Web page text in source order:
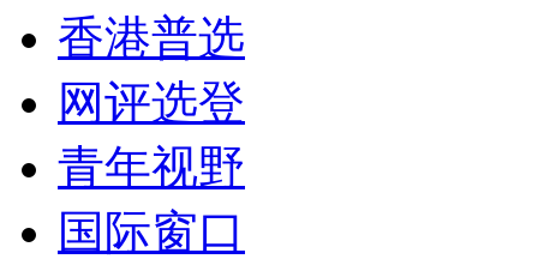
香港普选
网评选登
青年视野
国际窗口